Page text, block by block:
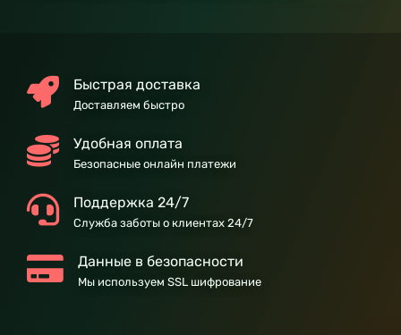
Быстрая доставка
Доставляем быстро
Удобная оплата
Безопасные онлайн платежи
Поддержка 24/7
Служба заботы о клиентах 24/7
Данные в безопасности
Мы используем SSL шифрование